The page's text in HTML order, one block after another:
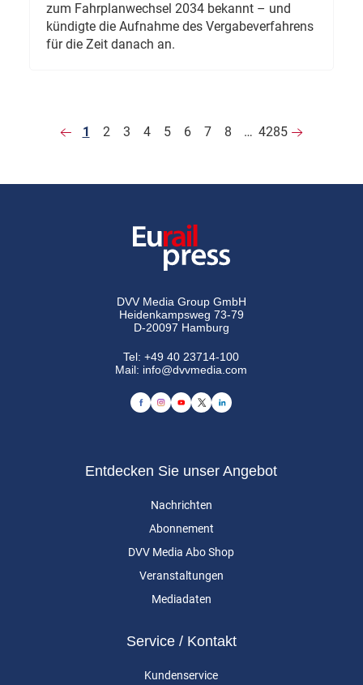
zum Fahrplanwechsel 2034 bekannt – und
kündigte die Aufnahme des Vergabeverfahrens
für die Zeit danach an.
1 2 3 4 5 6 7 8 … 4285
DVV Media Group GmbH
Heidenkampsweg 73-79
D-20097 Hamburg
Tel:+49 40 23714-100
Mail: info@dvvmedia.com
Entdecken Sie unser Angebot
Nachrichten
Abonnement
DVV Media Abo Shop
Veranstaltungen
Mediadaten
Service / Kontakt
Kundenservice